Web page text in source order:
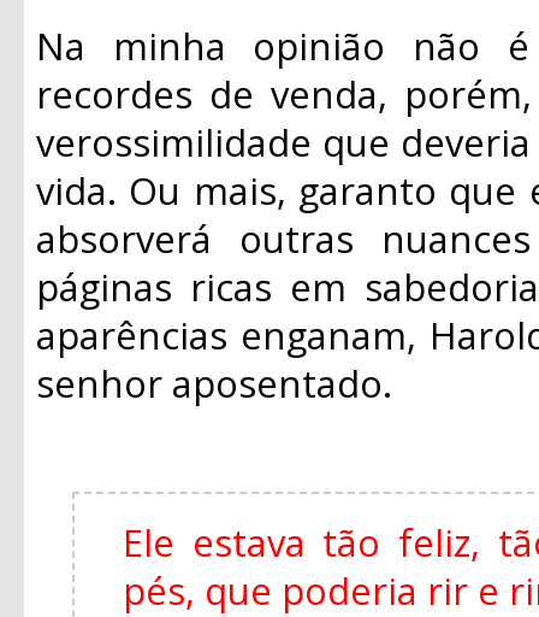
Na minha opinião não
recordes de venda,
verossimilidade que
vida. Ou mais, garanto que
absorverá outras
páginas ricas em
aparências enganam,
senhor aposentado.
Ele estava tão feliz,
pés, que poderia rir e